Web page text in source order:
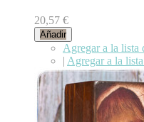
20,57 €
Añadir
Agregar a la lista
| Agregar a la